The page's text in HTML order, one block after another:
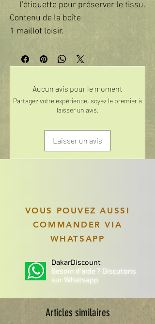
l'étiquette pour préserver le tissu.
Contenu de la boîte
1 maillot loisir.
Aucun avis pour le moment
Partagez votre expérience, soyez le premier à
laisser un avis.
Laisser un avis
VOUS POUVEZ AUSSI
COMMANDER VIA
WHATSAPP
DakarDiscount
Besoin d'aide ? Discutons
sur Whatsapp
Articles similaires